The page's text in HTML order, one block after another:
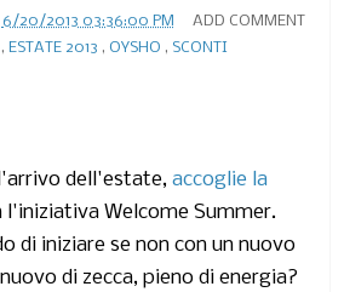
6/20/2013 03:36:00 PM
ADD COMMENT
, ESTATE 2013 , OYSHO , SCONTI
dell'estate,accoglie la
l'iniziativaWelcome Summer.
di iniziare se non con un nuovo
di zecca, pieno di energia?